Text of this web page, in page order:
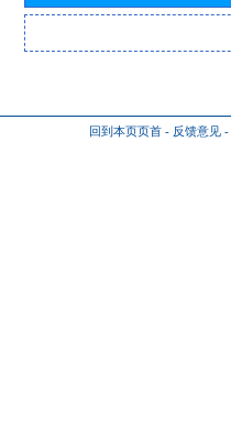
回到本页页首 - 反馈意见 -